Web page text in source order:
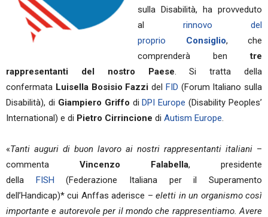
sulla Disabilità, ha provveduto
al rinnovo del
proprio Consiglio, che
comprenderà bentre
rappresentanti del nostro Paese. Si tratta della
confermata Luisella Bosisio Fazzi del FID (Forum Italiano sulla
Disabilità), di Giampiero Griffo diDPI Europe (Disability Peoples’
International) e di Pietro Cirrincione di Autism Europe.
«Tanti auguri di buon lavoro ai nostri rappresentanti italiani –
commenta Vincenzo Falabella, presidente
della FISH (Federazione Italiana per il Superamento
dell’Handicap)* cui Anffas aderisce –eletti in un organismo così
importante e autorevole per il mondo che rappresentiamo. Avere